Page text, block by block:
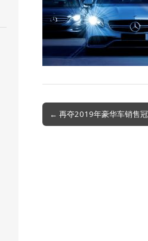
Post
navigation
← 再夺2019年豪华车销售